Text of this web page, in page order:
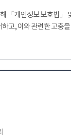
「개인정보 보호법」
고, 이와 관련한 고충